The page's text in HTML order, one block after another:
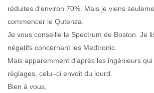
réduites d’environ 70%. Mais je viens
commencer le Qutenza.
Je vous conseille le Spectrum de Boston. Je
négatifs concernant les Medtronic.
Mais apparemment d’après les ingénieurs qui
réglages, celui-ci envoit du lourd.
Bien à vous,